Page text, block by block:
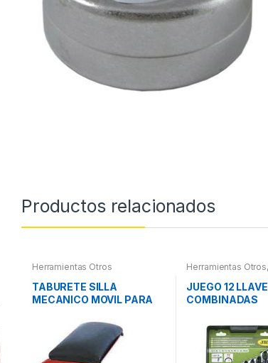
Productos relacionados
Herramientas Otros
TABURETE SILLA
MECANICO MOVIL PARA
Herramientas Otros,
Herramientas De
JUEGO 12
COMBINADAS